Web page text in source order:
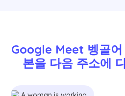
Google Meet 벵골
본을 다음 주소에